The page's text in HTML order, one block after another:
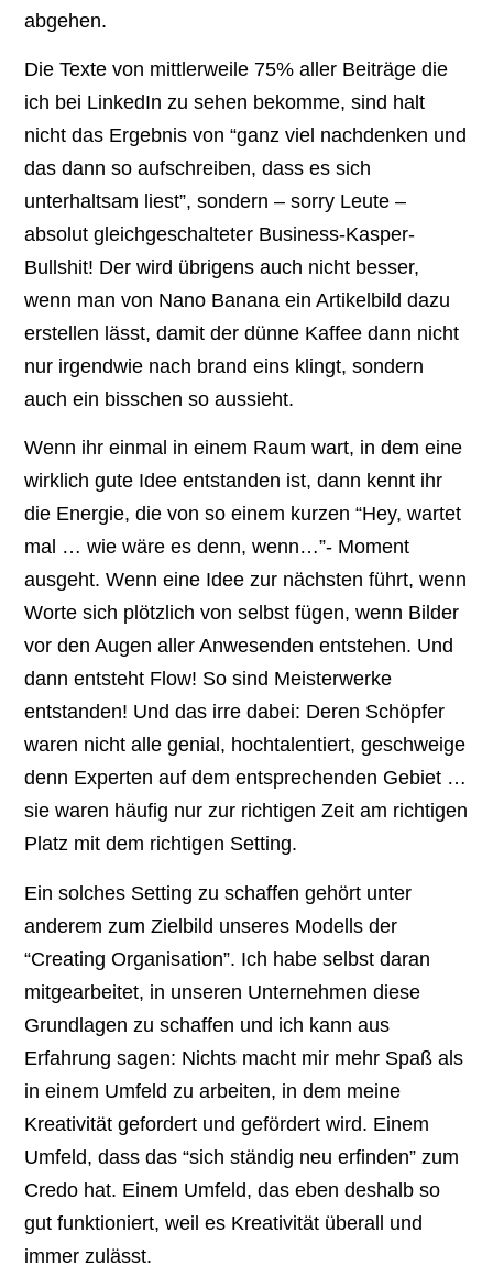
abgehen.
Die Texte von mittlerweile 75% aller Beiträge die
ich bei LinkedIn zu sehen bekomme, sind halt
nicht das Ergebnis von “ganz viel nachdenken und
das dann so aufschreiben, dass es sich
unterhaltsam liest”, sondern – sorry Leute –
absolut gleichgeschalteter Business-Kasper-
Bullshit! Der wird übrigens auch nicht besser,
wenn man von Nano Banana ein Artikelbild dazu
erstellen lässt, damit der dünne Kaffee dann nicht
nur irgendwie nach brand eins klingt, sondern
auch ein bisschen so aussieht.
Wenn ihr einmal in einem Raum wart, in dem eine
wirklich gute Idee entstanden ist, dann kennt ihr
die Energie, die von so einem kurzen “Hey, wartet
mal … wie wäre es denn, wenn…”- Moment
ausgeht. Wenn eine Idee zur nächsten führt, wenn
Worte sich plötzlich von selbst fügen, wenn Bilder
vor den Augen aller Anwesenden entstehen. Und
dann entsteht Flow! So sind Meisterwerke
entstanden! Und das irre dabei: Deren Schöpfer
waren nicht alle genial, hochtalentiert, geschweige
denn Experten auf dem entsprechenden Gebiet …
sie waren häufig nur zur richtigen Zeit am richtigen
Platz mit dem richtigen Setting.
Ein solches Setting zu schaffen gehört unter
anderem zum Zielbild unseres Modells der
“Creating Organisation”. Ich habe selbst daran
mitgearbeitet, in unseren Unternehmen diese
Grundlagen zu schaffen und ich kann aus
Erfahrung sagen: Nichts macht mir mehr Spaß als
in einem Umfeld zu arbeiten, in dem meine
Kreativität gefordert und gefördert wird. Einem
Umfeld, dass das “sich ständig neu erfinden” zum
Credo hat. Einem Umfeld, das eben deshalb so
gut funktioniert, weil es Kreativität überall und
immer zulässt.